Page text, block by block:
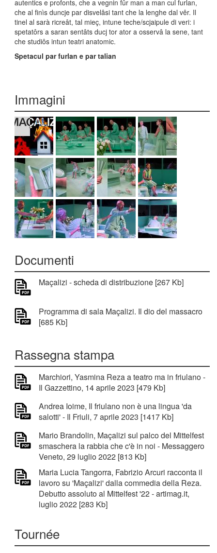
autentics e profonts, che a vegnin fûr man a man cul furlan,
che al finìs duncje par disvelâsi tant che la lenghe dal vêr. Il
tinel al sarà ricreât, tal mieç, intune teche/scjaipule di veri: i
spetatôrs a saran sentâts ducj tor ator a osservâ la sene, tant
che studiôs intun teatri anatomic.
Spetacul par furlan e par talian
Immagini
Documenti
Maçalizi - scheda di distribuzione [267 Kb]
Programma di sala Maçalizi. Il dio del massacro
[685 Kb]
Rassegna stampa
Marchiori, Yasmina Reza a teatro ma in friulano -
Il Gazzettino, 14 aprile 2023 [479 Kb]
Andrea Ioime, Il friulano non è una lingua 'da
salotti' - Il Friuli, 7 aprile 2023 [1417 Kb]
Mario Brandolin, Maçalizi sul palco del Mittelfest
smaschera la rabbia che c'è in noi - Messaggero
Veneto, 29 luglio 2022 [813 Kb]
Maria Lucia Tangorra, Fabrizio Arcuri racconta il
lavoro su 'Maçalizi' dalla commedia della Reza.
Debutto assoluto al Mittelfest '22 - artimag.it,
luglio 2022 [283 Kb]
Tournée